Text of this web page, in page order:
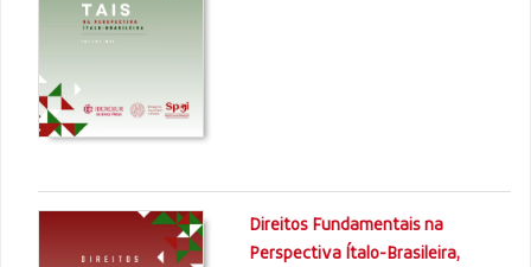
Direitos Fundamentais na
Perspectiva Ítalo-Brasileira,